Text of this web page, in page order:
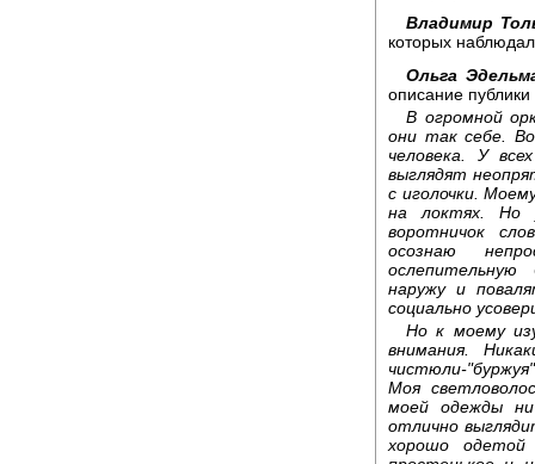
Владимир
которых
Ольга
описание
В огромной
они так себе.
человека. У
выглядят
с иголочки.
на локтях. Но
воротничок
осознаю
наружу и
социально
Но к моему
внимания.
чистюли-
Моя
моей одежды
отлично
хорошо